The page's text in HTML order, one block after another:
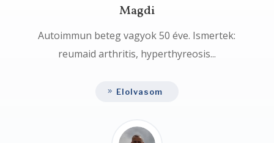
Magdi
Autoimmun beteg vagyok 50 éve. Ismertek:
reumaid arthritis, hyperthyreosis...
Elolvasom